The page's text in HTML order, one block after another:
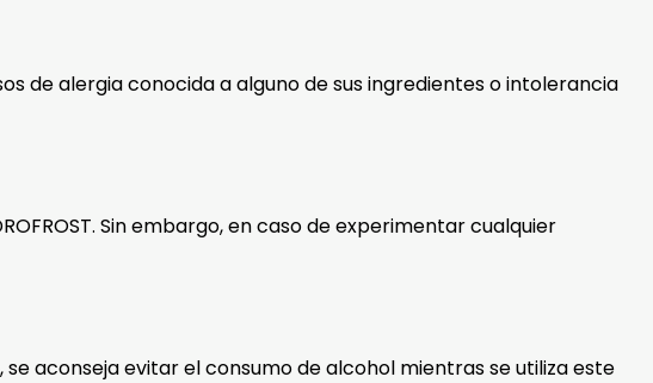
de alergia conocida a alguno de sus ingredientes o intolerancia
Sin embargo, en caso de experimentar cualquier
aconseja evitar el consumo de alcohol mientras se utiliza este